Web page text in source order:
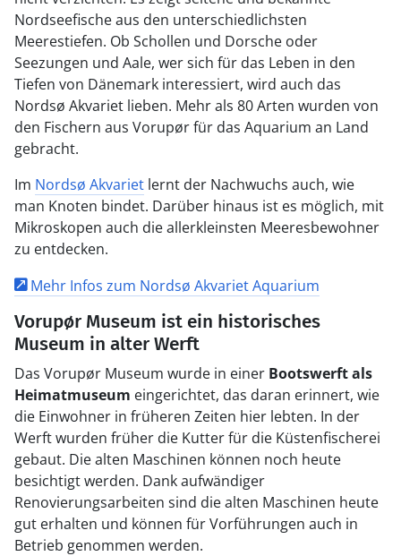
Nordseefische aus den unterschiedlichsten
Meerestiefen. Ob Schollen und Dorsche oder
Seezungen und Aale, wer sich für das Leben in den
Tiefen von Dänemark interessiert, wird auch das
Nordsø Akvariet lieben. Mehr als 80 Arten wurden von
den Fischern aus Vorupør für das Aquarium an Land
gebracht.
Im Nordsø Akvariet lernt der Nachwuchs auch, wie
man Knoten bindet. Darüber hinaus ist es möglich, mit
Mikroskopen auch die allerkleinsten Meeresbewohner
zu entdecken.
Mehr Infos zum Nordsø Akvariet Aquarium
Vorupør Museum ist ein historisches
Museum in alter Werft
Das Vorupør Museum wurde in einer Bootswerft als
Heimatmuseum eingerichtet, das daran erinnert, wie
die Einwohner in früheren Zeiten hier lebten. In der
Werft wurden früher die Kutter für die Küstenfischerei
gebaut. Die alten Maschinen können noch heute
besichtigt werden. Dank aufwändiger
Renovierungsarbeiten sind die alten Maschinen heute
gut erhalten und können für Vorführungen auch in
Betrieb genommen werden.